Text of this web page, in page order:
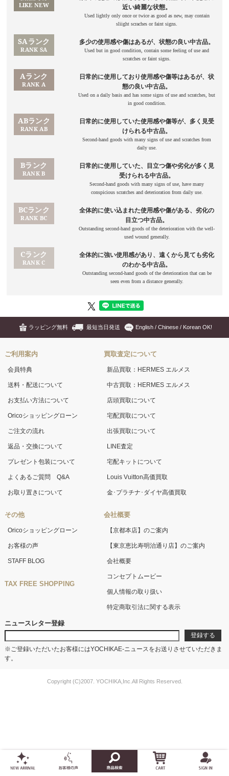
ラッピング無料 最短当日発送 English / Chinese / Korean OK!
ご利用案内
会員特典
送料・配送について
お支払い方法について
Oricoショッピングローン
ご注文の流れ
返品・交換について
プレゼント包装について
よくあるご質問 Q&A
お取り置きについて
その他
Oricoショッピングローン
お客様の声
STAFF BLOG
TAX FREE SHOPPING
買取査定について
新品買取：HERMES エルメス
中古買取：HERMES エルメス
店頭買取について
宅配買取について
出張買取について
LINE査定
宅配キットについて
Louis Vuitton高価買取
金･プラチナ･ダイヤ高価買取
会社概要
【京都本店】のご案内
【東京恵比寿明治通り店】のご案内
会社概要
コンセプトムービー
個人情報の取り扱い
特定商取引法に関する表示
ニュースレター登録
※ご登録いただいたお客様にはYOCHIKAE-ニュースをお送りさせていただきま
す。
Copyright (C)2007. YOCHIKA,Inc.All Rights Reserved.